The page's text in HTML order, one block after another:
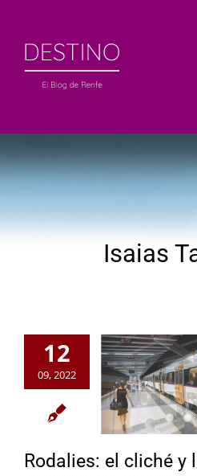
contenido
Isaias
12
09, 2022
Rodalies: el cliché y